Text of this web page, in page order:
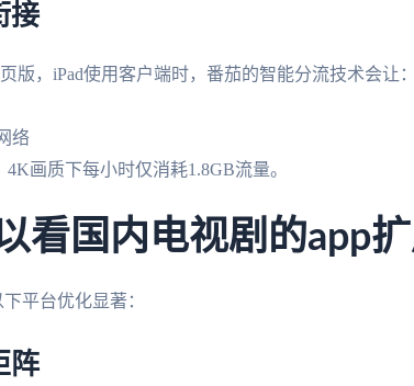
接
版，iPad使用客户端时，番茄的智能分流技术会让：
络
画质下每小时仅消耗1.8GB流量。
看国内电视剧的app
平台优化显著：
阵